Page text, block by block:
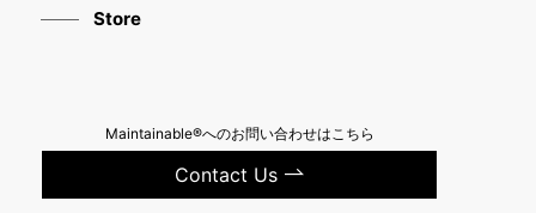
Store
Maintainable®へのお問い合わせはこちら
Contact Us